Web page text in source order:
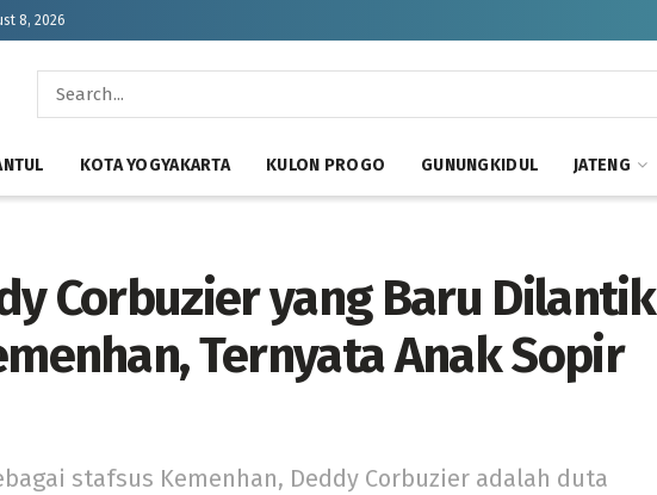
8, 2026
KOTA YOGYAKARTA KULON PROGO GUNUNGKIDUL JATENG
Corbuzier yang Baru Dilantik
Ternyata Anak Sopir
stafsus Kemenhan, Deddy Corbuzier adalah duta